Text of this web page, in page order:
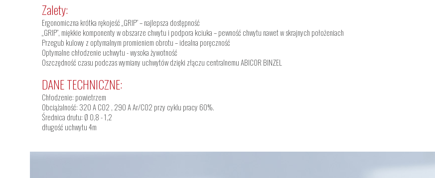
Zalety:
Ergonomiczna krótka rękojeść „GRIP” – najlepsza dostępność
„GRIP”, miękkie komponenty w obszarze chwytu i podpora kciuka – pewność chwytu nawet w skrajnych położeniach
Przegub kulowy z optymalnym promieniem obrotu – idealna poręczność
Optymalne chłodzenie uchwytu - wysoka żywotność
Oszczędność czasu podczas wymiany uchwytów dzięki złączu centralnemu ABICOR BINZEL
DANE TECHNICZNE:
Chłodzenie: powietrzem
Obciążalność: 320 A CO2 , 290 A Ar/CO2 przy cyklu pracy 60%.
Średnica drutu: Ø 0,8 - 1,2
długość uchwytu 4m